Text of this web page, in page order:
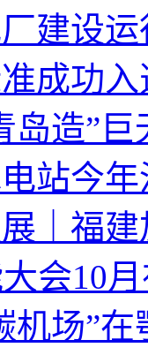
建设
成功
岛造”
站今
｜福
会10
机场”